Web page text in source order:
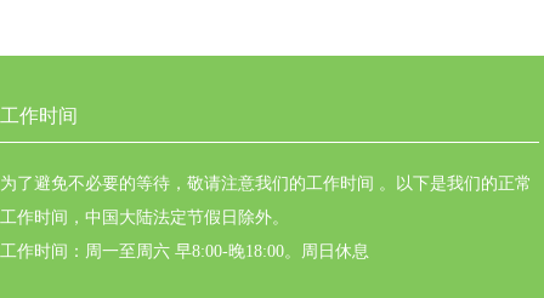
工作时间
为了避免不必要的等待，敬请注意我们的工作时间 。以下是我们的正常
工作时间，中国大陆法定节假日除外。
工作时间：周一至周六 早8:00-晚18:00。周日休息